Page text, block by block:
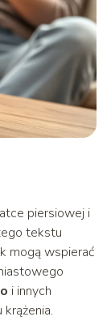
piersiowej i
tekstu
mogą wspierać
i innych